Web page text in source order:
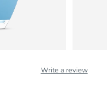
Write a review